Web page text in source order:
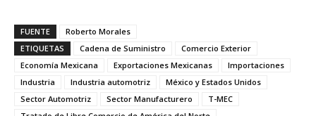
FUENTE
Roberto Morales
ETIQUETAS
Cadena de Suministro
Comercio Exterior
Economía Mexicana
Exportaciones Mexicanas
Importaciones
Industria
Industria automotriz
México y Estados Unidos
Sector Automotriz
Sector Manufacturero
T-MEC